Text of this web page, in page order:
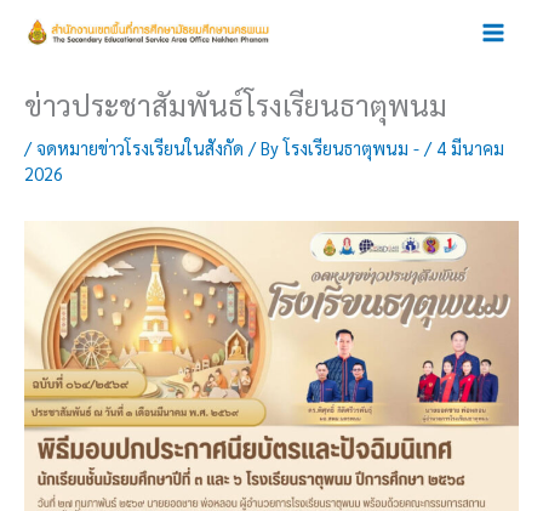
ข่าวประชาสัมพันธ์โรงเรียนธาตุพนม
/จดหมายข่าวโรงเรียนในสังกัด / Byโรงเรียนธาตุพนม - / 4 มีนาคม
2026